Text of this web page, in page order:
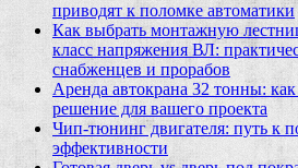
приводят к поломке автоматики
Как выбрать монтажную
класс напряжения ВЛ:
снабженцев и прорабов
Аренда автокрана 32 тонны:
решение для вашего проекта
Чип‑тюнинг двигателя: путь к
эффективности